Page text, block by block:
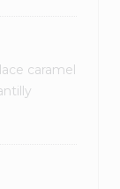
caramel